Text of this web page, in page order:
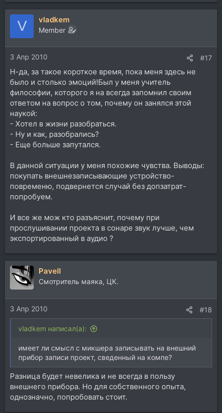
V vladkem
Member
3 Апр 2010 #17
Н-да, за такое короткое время, пока меня здесь не
было и столько эмоций!Был у меня учитель
философии, которого я на всегда запомнил своим
ответом на вопрос о том, почему он занялся этой
наукой:
- Хотел в жизни разобраться.
- Ну и как, разобрались?
- Еще больше запутался.
В данной ситуации у меня похожие чувства. Выводы:
покупать внешнезаписывающие устройство-
повременю, подвернется случай без допзатрат-
попробуем.
И все же мож кто разъяснит, почему при
прослушивании проекта в сонаре звук лучше, чем
экспортированный в аудио ?
Pavell
Смотритель маяка, ЦК.
3 Апр 2010 #18
vladkem написал(а):
имеет ли смысл с микшера записывать на внешний
прибор записи проект, сведенный на компе?
Разница будет невелика и не всегда в пользу
внешнего прибора. Но для собственного опыта,
однозначно, попробовать стоит.